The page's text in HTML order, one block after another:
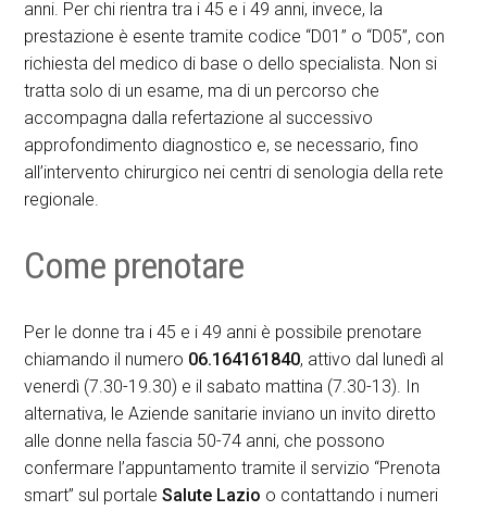
anni. Per chi rientra tra i 45 e i 49 anni, invece, la
prestazione è esente tramite codice “D01” o “D05”, con
richiesta del medico di base o dello specialista. Non si
tratta solo di un esame, ma di un percorso che
accompagna dalla refertazione al successivo
approfondimento diagnostico e, se necessario, fino
all’intervento chirurgico nei centri di senologia della rete
regionale.
Come prenotare
Per le donne tra i 45 e i 49 anni è possibile prenotare
chiamando il numero 06.164161840, attivo dal lunedì al
venerdì (7.30-19.30) e il sabato mattina (7.30-13). In
alternativa, le Aziende sanitarie inviano un invito diretto
alle donne nella fascia 50-74 anni, che possono
confermare l’appuntamento tramite il servizio “Prenota
smart” sul portaleSalute Lazio o contattando i numeri